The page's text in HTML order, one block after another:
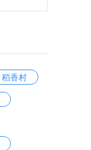
稻香村